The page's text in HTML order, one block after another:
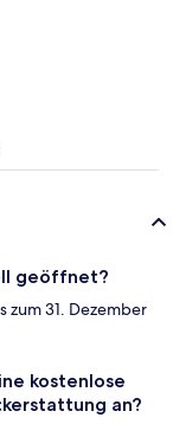
geöffnet?
zum 31. Dezember
kostenlose
an?